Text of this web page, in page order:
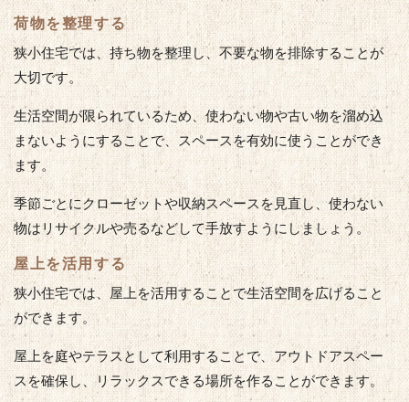
荷物を整理する
狭小住宅では、持ち物を整理し、不要な物を排除することが
大切です。
生活空間が限られているため、使わない物や古い物を溜め込
まないようにすることで、スペースを有効に使うことができ
ます。
季節ごとにクローゼットや収納スペースを見直し、使わない
物はリサイクルや売るなどして手放すようにしましょう。
屋上を活用する
狭小住宅では、屋上を活用することで生活空間を広げること
ができます。
屋上を庭やテラスとして利用することで、アウトドアスペー
スを確保し、リラックスできる場所を作ることができます。